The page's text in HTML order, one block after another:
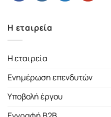
Η εταιρεία
Η εταιρεία
Ενημέρωση επενδυτών
Υποβολή έργου